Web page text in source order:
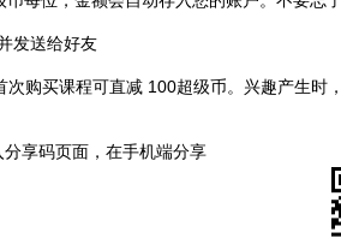
发送给好友
次购买课程可直减 100超级币。兴趣产生时
享码页面，在手机端分享